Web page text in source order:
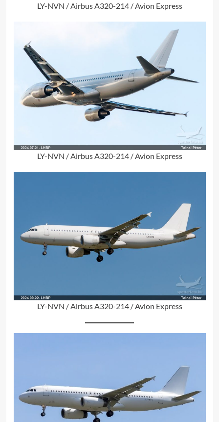
LY-NVN / Airbus A320-214 / Avion Express
LY-NVN / Airbus A320-214 / Avion Express
LY-NVN / Airbus A320-214 / Avion Express